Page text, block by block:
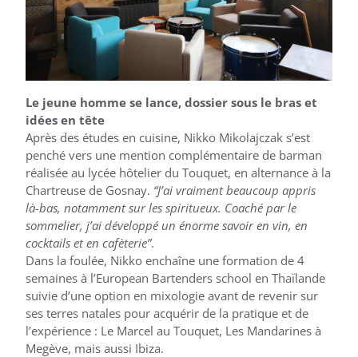
Le jeune homme se lance, dossier sous le bras et
idées en tête
Après des études en cuisine, Nikko Mikolajczak s’est
penché vers une mention complémentaire de barman
réalisée au lycée hôtelier du Touquet, en alternance à la
Chartreuse de Gosnay. “J’ai vraiment beaucoup appris
là-bas, notamment sur les spiritueux. Coaché par le
sommelier, j’ai développé un énorme savoir en vin, en
cocktails et en cafèterie”.
Dans la foulée, Nikko enchaîne une formation de 4
semaines à l’European Bartenders school en Thaïlande
suivie d’une option en mixologie avant de revenir sur
ses terres natales pour acquérir de la pratique et de
l’expérience : Le Marcel au Touquet, Les Mandarines à
Megève, mais aussi Ibiza.